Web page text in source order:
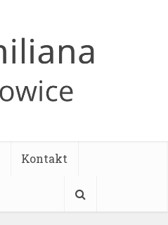
Kontakt